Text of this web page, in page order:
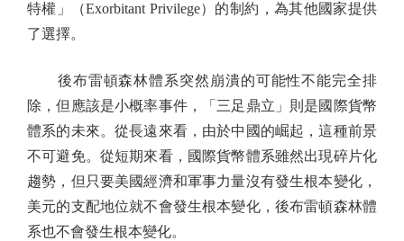
特權」（Exorbitant Privilege）的制約，為其他國家提供
了選擇。
後布雷頓森林體系突然崩潰的可能性不能完全排
除，但應該是小概率事件，「三足鼎立」則是國際貨幣
體系的未來。從長遠來看，由於中國的崛起，這種前景
不可避免。從短期來看，國際貨幣體系雖然出現碎片化
趨勢，但只要美國經濟和軍事力量沒有發生根本變化，
美元的支配地位就不會發生根本變化，後布雷頓森林體
系也不會發生根本變化。